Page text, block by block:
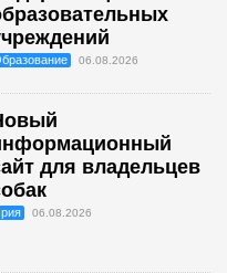
06.08.2026
для владельцев
06.08.2026